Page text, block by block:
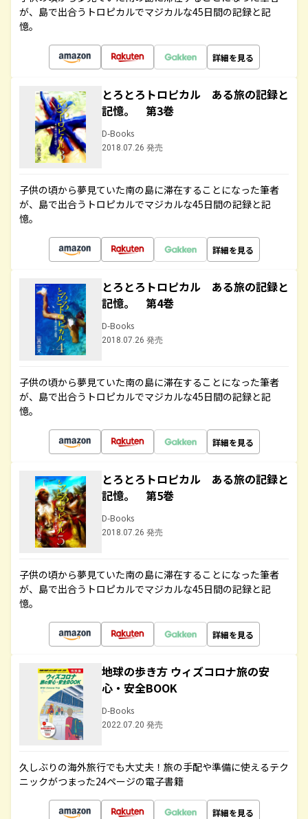
が、島で出合うトロピカルでマジカルな45日間の記録と記
憶。
詳細を見る
とろとろトロピカル ある旅の記録と
記憶。 第3巻
D-Books
2018.07.26 発売
子供の頃から夢見ていた南の島に滞在することになった筆者
が、島で出合うトロピカルでマジカルな45日間の記録と記
憶。
詳細を見る
とろとろトロピカル ある旅の記録と
記憶。 第4巻
D-Books
2018.07.26 発売
子供の頃から夢見ていた南の島に滞在することになった筆者
が、島で出合うトロピカルでマジカルな45日間の記録と記
憶。
詳細を見る
とろとろトロピカル ある旅の記録と
記憶。 第5巻
D-Books
2018.07.26 発売
子供の頃から夢見ていた南の島に滞在することになった筆者
が、島で出合うトロピカルでマジカルな45日間の記録と記
憶。
詳細を見る
地球の歩き方 ウィズコロナ旅の安
心・安全BOOK
D-Books
2022.07.20 発売
久しぶりの海外旅行でも大丈夫！旅の手配や準備に使えるテク
ニックがつまった24ページの電子書籍
詳細を見る